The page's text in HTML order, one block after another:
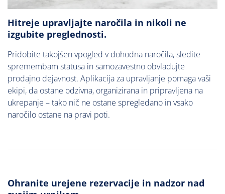
Hitreje upravljajte naročila in nikoli ne
izgubite preglednosti.
Pridobite takojšen vpogled v dohodna naročila, sledite
spremembam statusa in samozavestno obvladujte
prodajno dejavnost. Aplikacija za upravljanje pomaga vaši
ekipi, da ostane odzivna, organizirana in pripravljena na
ukrepanje – tako nič ne ostane spregledano in vsako
naročilo ostane na pravi poti.
Ohranite urejene rezervacije in nadzor nad